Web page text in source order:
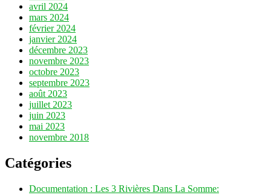
avril 2024
mars 2024
février 2024
janvier 2024
décembre 2023
novembre 2023
octobre 2023
septembre 2023
août 2023
juillet 2023
juin 2023
mai 2023
novembre 2018
Catégories
Documentation : Les 3 Rivières Dans La Somme: